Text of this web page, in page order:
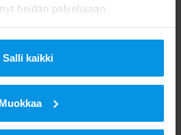
heidän palvelujaan.
Salli kaikki
Muokkaa
tv